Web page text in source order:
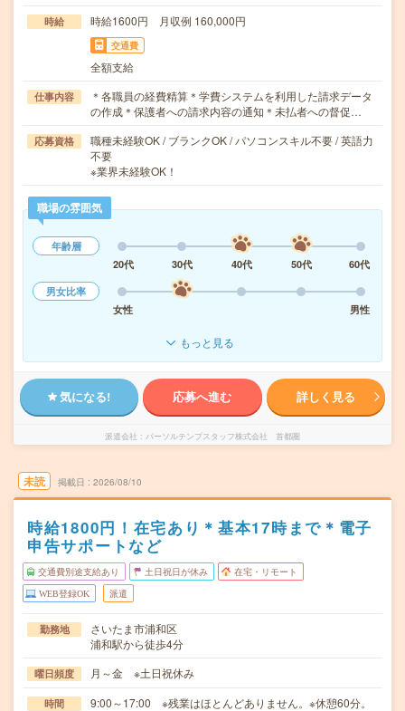
時給 時給1600円 月収例 160,000円
交通費
全額支給
仕事内容
＊各職員の経費精算＊学費システムを利用した請求データ
の作成＊保護者への請求内容の通知＊未払者への督促…
応募資格
職種未経験OK / ブランクOK / パソコンスキル不要 / 英語力
不要
※業界未経験OK！
職場の雰囲気
年齢層
20代
30代 40代 50代
60代
男女比率
女性
男性
もっと見る
気になる! 応募へ進む 詳しく見る
派遣会社 パーソルテンプスタッフ株式会社 首都圏
未読 掲載日 2026/08/10
時給1800円！在宅あり＊基本17時まで＊電子
申告サポートなど
交通費別途支給あり 土日祝日が休み 在宅・リモート
WEB登録OK 派遣
勤務地
さいたま市浦和区
浦和駅から徒歩4分
曜日頻度 月～金 ※土日祝休み
時間 9:00～17:00 ※残業はほとんどありません。※休憩60分。